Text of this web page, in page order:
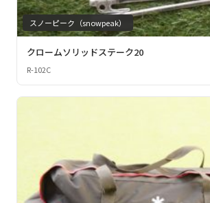
スノーピーク（snowpeak）
クロームソリッドステーク20
R-102C